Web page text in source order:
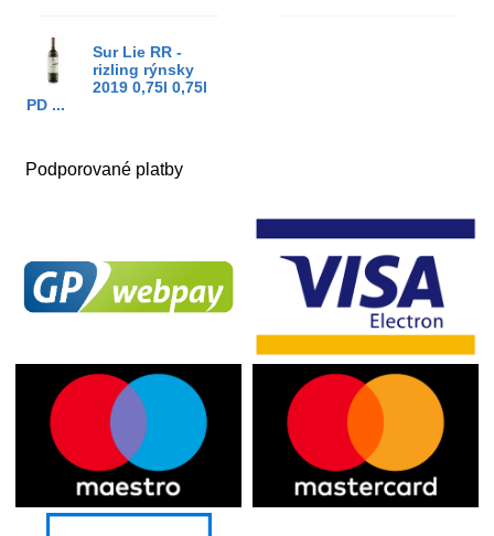
Sur Lie RR -
rizling rýnsky
2019 0,75l 0,75l
PD ...
Podporované platby